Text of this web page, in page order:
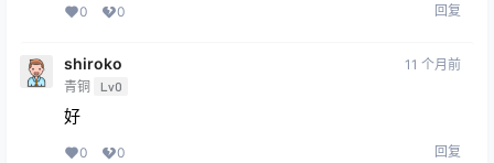
0 0 回复
shiroko
青铜 Lv0
11 个月前
好
0 0 回复